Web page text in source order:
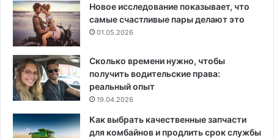
Новое исследование показывает, что
самые счастливые пары делают это
01.05.2026
Сколько времени нужно, чтобы
получить водительские права:
реальный опыт
19.04.2026
Как выбрать качественные запчасти
для комбайнов и продлить срок службы